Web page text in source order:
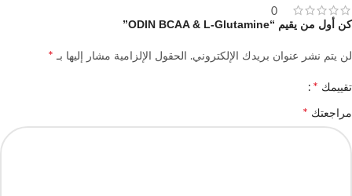
0
كن أول من يقيم “ODIN BCAA & L-Glutamine”
لن يتم نشر عنوان بريدك الإلكتروني. الحقول الإلزامية مشار إليها بـ *
تقييمك *
مراجعتك *